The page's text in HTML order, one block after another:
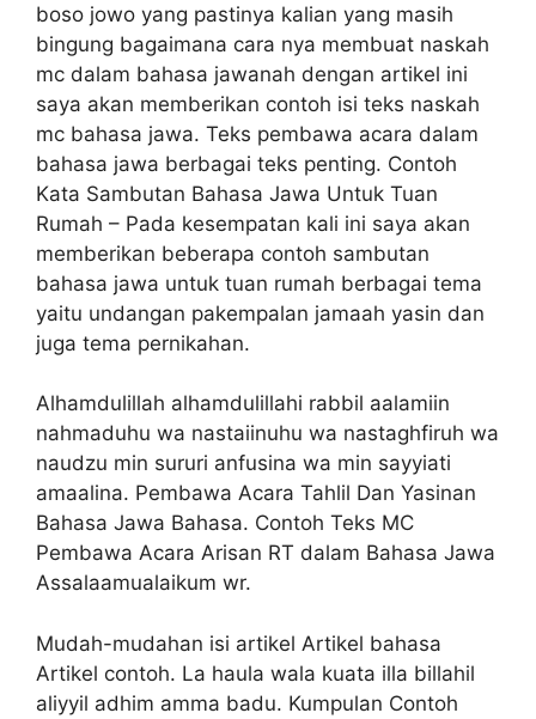
boso jowo yang pastinya kalian yang masih
bingung bagaimana cara nya membuat naskah
mc dalam bahasa jawanah dengan artikel ini
saya akan memberikan contoh isi teks naskah
mc bahasa jawa. Teks pembawa acara dalam
bahasa jawa berbagai teks penting. Contoh
Kata Sambutan Bahasa Jawa Untuk Tuan
Rumah – Pada kesempatan kali ini saya akan
memberikan beberapa contoh sambutan
bahasa jawa untuk tuan rumah berbagai tema
yaitu undangan pakempalan jamaah yasin dan
juga tema pernikahan.
Alhamdulillah alhamdulillahi rabbil aalamiin
nahmaduhu wa nastaiinuhu wa nastaghfiruh wa
naudzu min sururi anfusina wa min sayyiati
amaalina. Pembawa Acara Tahlil Dan Yasinan
Bahasa Jawa Bahasa. Contoh Teks MC
Pembawa Acara Arisan RT dalam Bahasa Jawa
Assalaamualaikum wr.
Mudah-mudahan isi artikel Artikel bahasa
Artikel contoh. La haula wala kuata illa billahil
aliyyil adhim amma badu. Kumpulan Contoh